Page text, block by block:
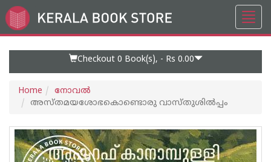
Go
to
Checkout 0 Book(s), - Rs 0.00
Home
നോവല്‍
അസ്തമയശോഭകൊണ്ടൊരു വാസ്തുശില്‍പ്പം